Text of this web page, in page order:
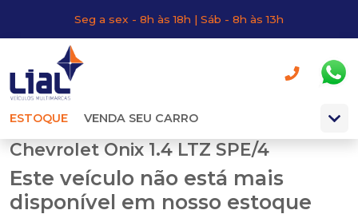
Seg a sex - 8h às 18h | Sáb - 8h às 13h
ESTOQUE VENDA SEU CARRO
Chevrolet Onix 1.4 LTZ SPE/4
Este veículo não está mais
disponível em nosso estoque